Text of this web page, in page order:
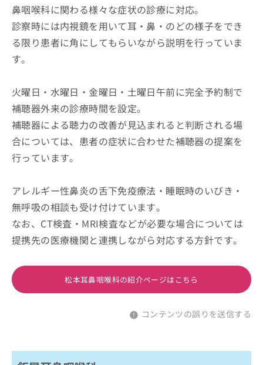
鼻咽喉科に関わる様々な症状の診療に対応。
診察時には内視鏡を用いて耳・鼻・のどの様子をでき
る限り患者に角にしてもらいながら説明を行っていま
す。
火曜日・水曜日・金曜日・土曜日午前に完全予約制で
補聴器外来の診療時間を設定。
補聴器による聴力の改善が見込まれると判断される場
合については、患者の症状に合わせた補聴器の提案を
行っています。
アレルギー性鼻炎の舌下免疫療法・睡眠時のいびき・
無呼吸の相談も受け付けています。
なお、CT検査・MRI検査などが必要な場合については
提携先の医療機関と連携しながら対応する方針です。
松本耳鼻咽喉科の紹介ページはこちら
コンテンツの誤りを送信する